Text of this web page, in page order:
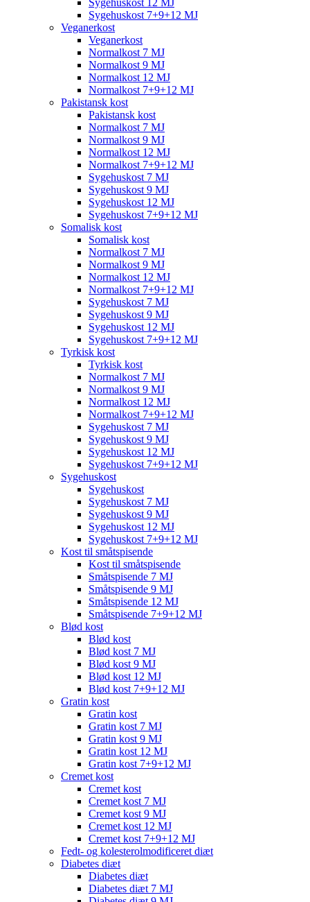
Sygehuskost 12 MJ
Sygehuskost 7+9+12 MJ
Veganerkost
Veganerkost
Normalkost 7 MJ
Normalkost 9 MJ
Normalkost 12 MJ
Normalkost 7+9+12 MJ
Pakistansk kost
Pakistansk kost
Normalkost 7 MJ
Normalkost 9 MJ
Normalkost 12 MJ
Normalkost 7+9+12 MJ
Sygehuskost 7 MJ
Sygehuskost 9 MJ
Sygehuskost 12 MJ
Sygehuskost 7+9+12 MJ
Somalisk kost
Somalisk kost
Normalkost 7 MJ
Normalkost 9 MJ
Normalkost 12 MJ
Normalkost 7+9+12 MJ
Sygehuskost 7 MJ
Sygehuskost 9 MJ
Sygehuskost 12 MJ
Sygehuskost 7+9+12 MJ
Tyrkisk kost
Tyrkisk kost
Normalkost 7 MJ
Normalkost 9 MJ
Normalkost 12 MJ
Normalkost 7+9+12 MJ
Sygehuskost 7 MJ
Sygehuskost 9 MJ
Sygehuskost 12 MJ
Sygehuskost 7+9+12 MJ
Sygehuskost
Sygehuskost
Sygehuskost 7 MJ
Sygehuskost 9 MJ
Sygehuskost 12 MJ
Sygehuskost 7+9+12 MJ
Kost til småtspisende
Kost til småtspisende
Småtspisende 7 MJ
Småtspisende 9 MJ
Småtspisende 12 MJ
Småtspisende 7+9+12 MJ
Blød kost
Blød kost
Blød kost 7 MJ
Blød kost 9 MJ
Blød kost 12 MJ
Blød kost 7+9+12 MJ
Gratin kost
Gratin kost
Gratin kost 7 MJ
Gratin kost 9 MJ
Gratin kost 12 MJ
Gratin kost 7+9+12 MJ
Cremet kost
Cremet kost
Cremet kost 7 MJ
Cremet kost 9 MJ
Cremet kost 12 MJ
Cremet kost 7+9+12 MJ
Fedt- og kolesterolmodificeret diæt
Diabetes diæt
Diabetes diæt
Diabetes diæt 7 MJ